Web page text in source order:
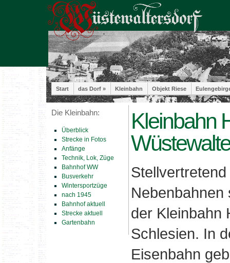
Start das Dorf » Kleinbahn Objekt Riese
Die Kleinbahn:
Überblick
Strecke in Fotos
Anfänge
Technik, Lok, Züge
Bahnhof WW
Busverkehr
Wintersportzüge
nach 1945
Bahnhof aktuell
Strecke aktuell
Gartenbahn
Kleinbahn
Nebenbahnen
der Kleinbahn
Schlesien. In
Eisenbahn